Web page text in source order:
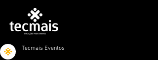
Tecmais Eventos